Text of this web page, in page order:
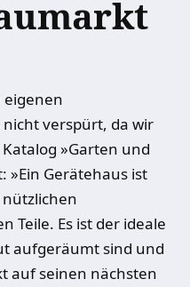
eigenen
verspürt, da wir
»Garten und
»Ein Gerätehaus ist
Teile. Es ist der ideale
aufgeräumt sind und
auf seinen nächsten